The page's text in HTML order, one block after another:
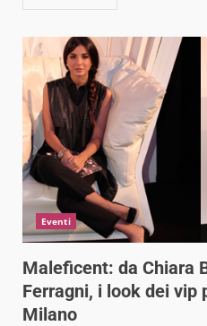
Eventi
Maleficent: da Chiara
Ferragni, i look dei vip
Milano